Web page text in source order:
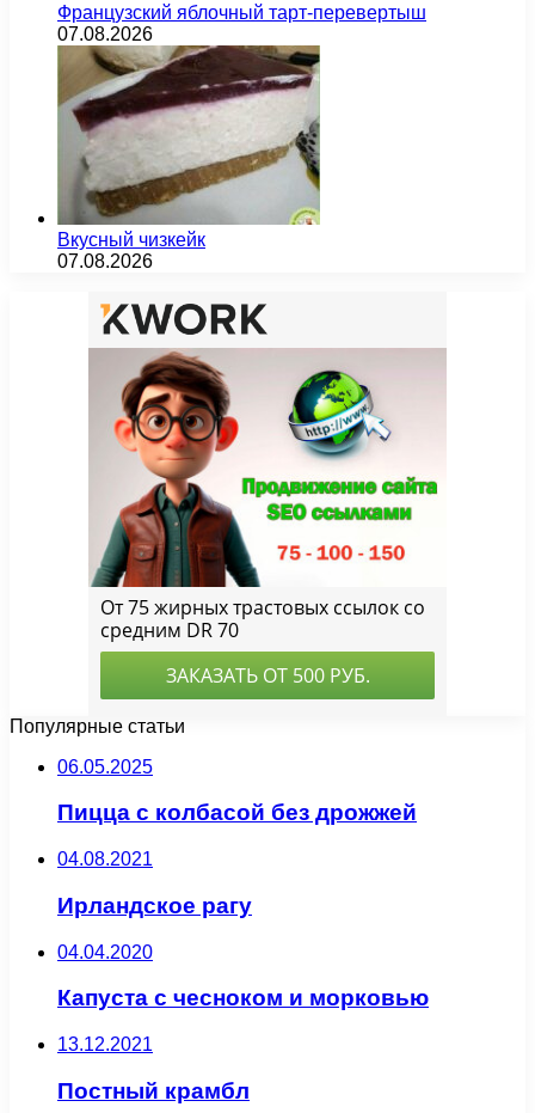
Французский яблочный тарт-перевертыш
07.08.2026
Вкусный чизкейк
07.08.2026
Популярные статьи
06.05.2025
Пицца с колбасой без дрожжей
04.08.2021
Ирландское рагу
04.04.2020
Капуста с чесноком и морковью
13.12.2021
Постный крамбл